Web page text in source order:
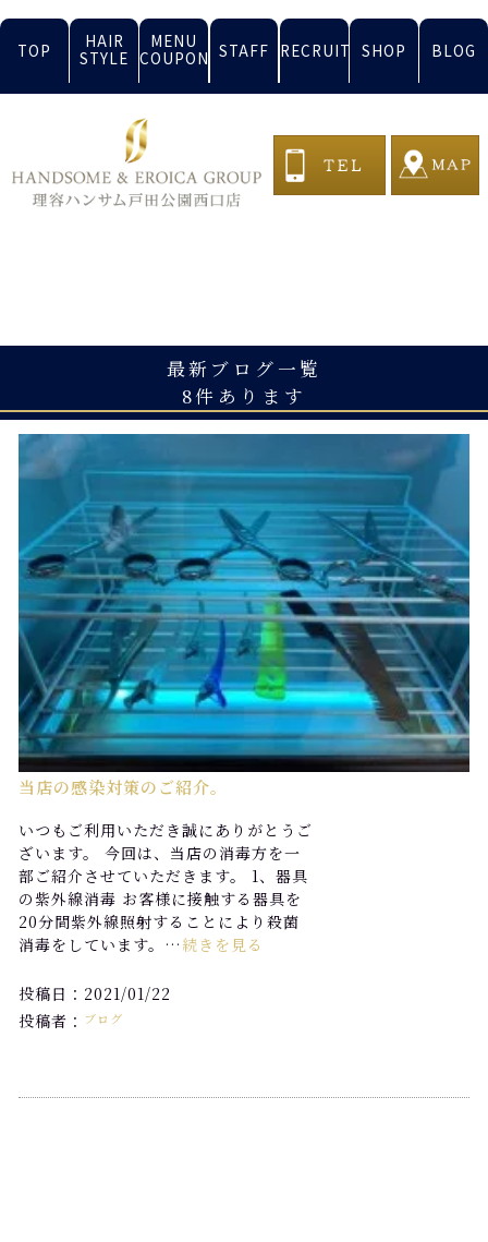
TOP
HAIR
STYLE
MENU
COUPON STAFF RECRUIT SHOP BLOG
最新ブログ一覧
8件あります
当店の感染対策のご紹介。
いつもご利用いただき誠にありがとうご
ざいます。 今回は、当店の消毒方を一
部ご紹介させていただきます。 1、器具
の紫外線消毒 お客様に接触する器具を
20分間紫外線照射することにより殺菌
消毒をしています。… 続きを見る
投稿日：2021/01/22
投稿者： ブログ